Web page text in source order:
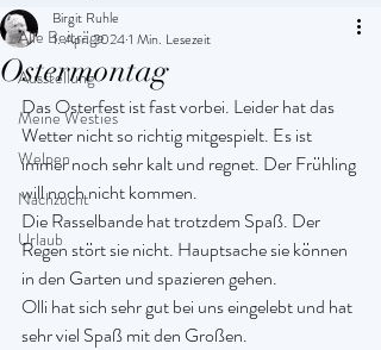
Alle Beiträge
Ausstellung
Meine Westies
Welpen
Nachzucht
Urlaub
Ostermontag
Birgit Ruhle
1. Apr. 20241 Min. Lesezeit
Das Osterfest ist fast vorbei. Leider hat das
Wetter nicht so richtig mitgespielt. Es ist
immer noch sehr kalt und regnet. Der Frühling
will noch nicht kommen.
Die Rasselbande hat trotzdem Spaß. Der
Regen stört sie nicht. Hauptsache sie können
in den Garten und spazieren gehen.
Olli hat sich sehr gut bei uns eingelebt und hat
sehr viel Spaß mit den Großen.